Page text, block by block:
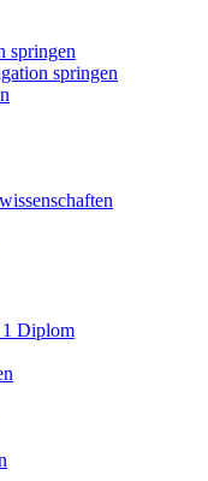
springen
springen
1 Diplom